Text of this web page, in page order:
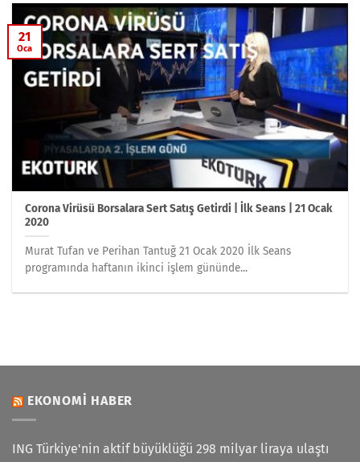
Corona Virüsü Borsalara Sert Satış Getirdi | İlk Seans | 21 Ocak
2020
Murat Tufan ve Perihan Tantuğ 21 Ocak 2020 İlk Seans
programında haftanın ikinci işlem gününde...
21
Oca
EKONOMI HABER
ING Türkiye'nin aktif büyüklüğü 298 milyar liraya ulaştı